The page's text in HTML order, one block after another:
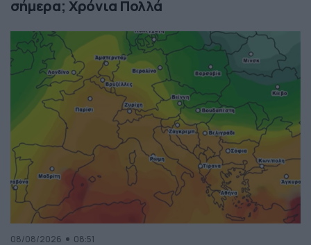
σήμερα; Χρόνια Πολλά
08/08/2026 08:51